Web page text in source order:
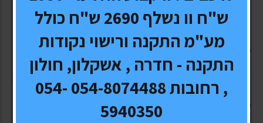
השאירו פרטים ונחזור אליכם בהקדם
שם מלא*
טלפון
ש"ח וו נשלף 2690 ש"ח כולל
מע"מ התקנה ורישוי נקודות
התקנה - חדרה , אשקלון, חולון
, רחובות 054-8074488 054-
5940350